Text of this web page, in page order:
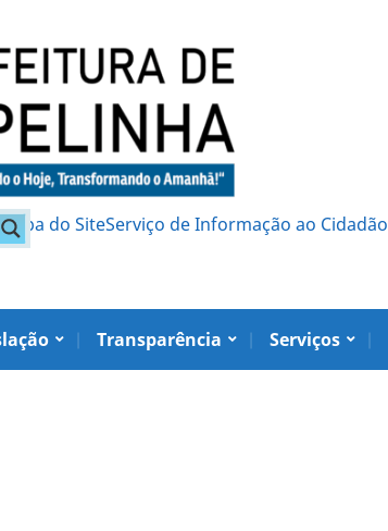
Mapa do SiteServiço de Informação ao Cidadão
Transparência Serviços